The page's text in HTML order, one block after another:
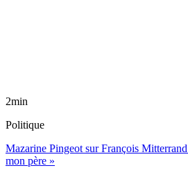
2min
Politique
Mazarine Pingeot sur François
mon père »